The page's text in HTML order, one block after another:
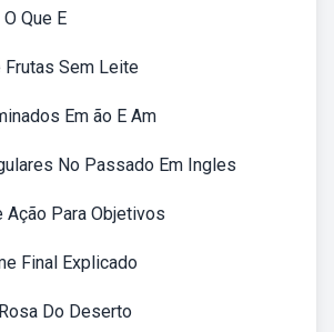
Que E
Frutas Sem Leite
Em ão E Am
No Passado Em Ingles
Ação Para Objetivos
Final Explicado
Do Deserto